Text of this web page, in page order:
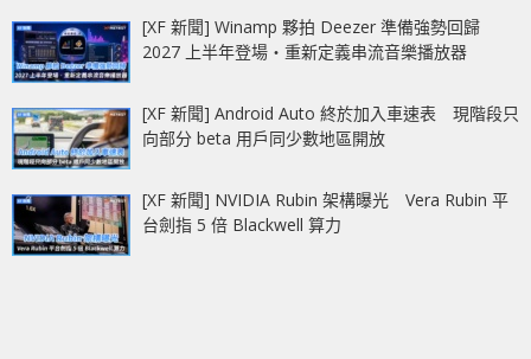
[XF 新聞] Winamp 夥拍 Deezer 準備強勢回歸
2027 上半年登場‧重新定義串流音樂播放器
[XF 新聞] Android Auto 終於加入車速表 現階段只
向部分 beta 用戶同少數地區開放
[XF 新聞] NVIDIA Rubin 架構曝光 Vera Rubin 平
台劍指 5 倍 Blackwell 算力